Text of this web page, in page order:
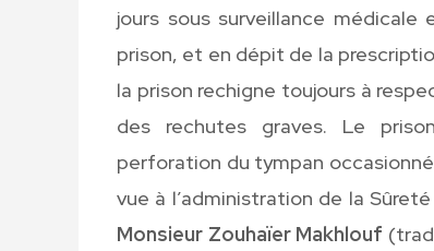
jours sous surveillance
prison, et en dépit de la
la prison rechigne toujours à
des rechutes graves. Le
perforation du tympan
vue à l’administration de la
Monsieur Zouhaïer Makhlouf